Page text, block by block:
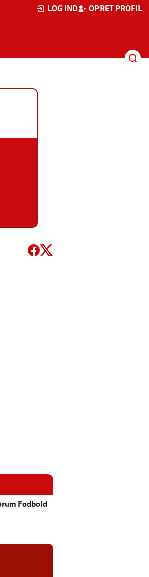
LOG IND OPRET PROFIL
Fodbold